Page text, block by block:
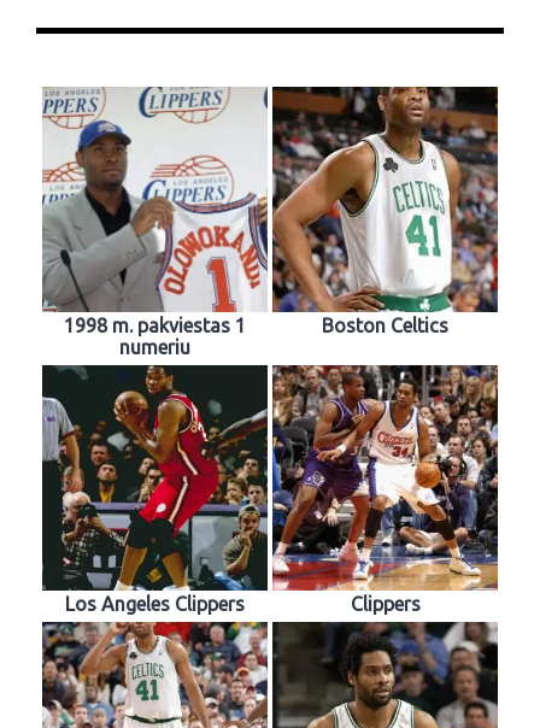
1998 m. pakviestas 1
numeriu
Boston Celtics
Los Angeles Clippers Clippers